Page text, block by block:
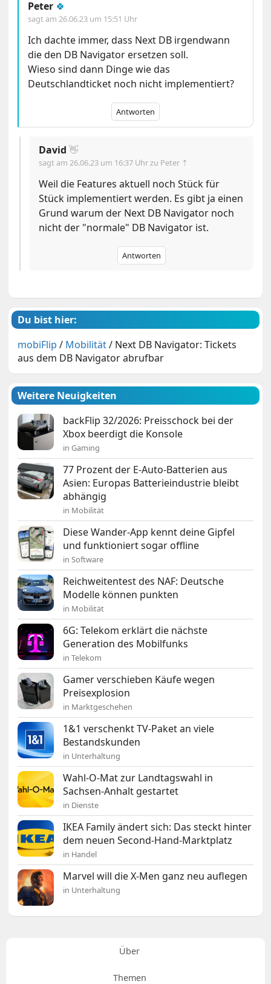
Peter 🍀
sagt am26.06.23 um 15:51 Uhr
Ich dachte immer, dass Next DB irgendwann
die den DB Navigator ersetzen soll.
Wieso sind dann Dinge wie das
Deutschlandticket noch nicht implementiert?
Antworten
David 👋
sagt am26.06.23 um 16:37 Uhrzu Peter ⇡
Weil die Features aktuell noch Stück für
Stück implementiert werden. Es gibt ja einen
Grund warum der Next DB Navigator noch
nicht der "normale" DB Navigator ist.
Antworten
Du bist hier:
mobiFlip / Mobilität/ Next DB Navigator: Tickets
aus dem DB Navigator abrufbar
Weitere Neuigkeiten
backFlip 32/2026: Preisschock bei der
Xbox beerdigt die Konsole
in Gaming
77 Prozent der E-Auto-Batterien aus
Asien: Europas Batterieindustrie bleibt
abhängig
in Mobilität
Diese Wander-App kennt deine Gipfel
und funktioniert sogar offline
in Software
Reichweitentest des NAF: Deutsche
Modelle können punkten
in Mobilität
6G: Telekom erklärt die nächste
Generation des Mobilfunks
in Telekom
Gamer verschieben Käufe wegen
Preisexplosion
in Marktgeschehen
1&1 verschenkt TV-Paket an viele
Bestandskunden
in Unterhaltung
Wahl-O-Mat zur Landtagswahl in
Sachsen-Anhalt gestartet
in Dienste
IKEA Family ändert sich: Das steckt hinter
dem neuen Second-Hand-Marktplatz
in Handel
Marvel will die X-Men ganz neu auflegen
in Unterhaltung
Über
Themen